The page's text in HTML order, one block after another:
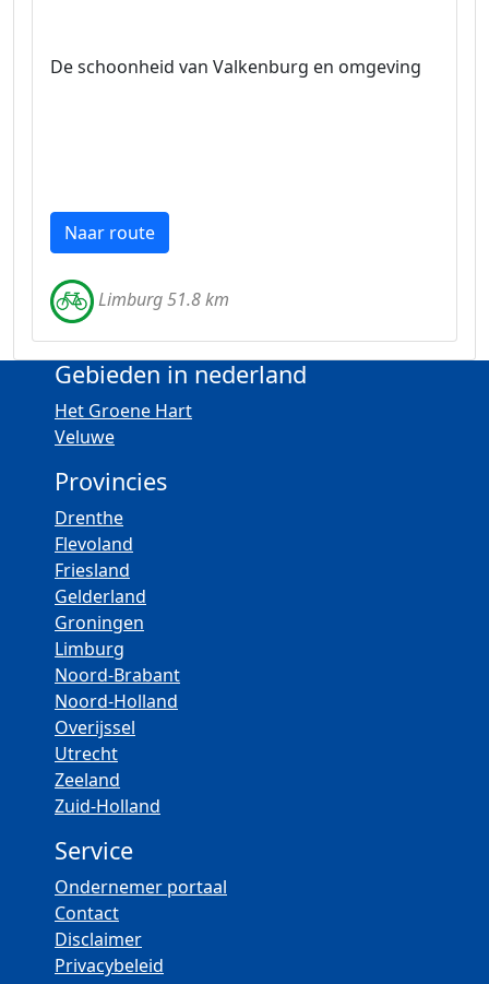
De schoonheid van Valkenburg en omgeving
Naar route
Limburg 51.8 km
Gebieden in nederland
Het Groene Hart
Veluwe
Provincies
Drenthe
Flevoland
Friesland
Gelderland
Groningen
Limburg
Noord-Brabant
Noord-Holland
Overijssel
Utrecht
Zeeland
Zuid-Holland
Service
Ondernemer portaal
Contact
Disclaimer
Privacybeleid